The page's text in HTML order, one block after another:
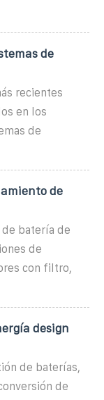
de
recientes
en los
de
de
batería de
de
con filtro,
design
de baterías,
de